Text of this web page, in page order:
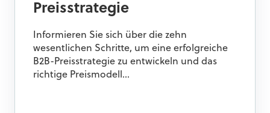
Preisstrategie
Informieren Sie sich über die zehn
wesentlichen Schritte, um eine erfolgreiche
B2B-Preisstrategie zu entwickeln und das
richtige Preismodell...